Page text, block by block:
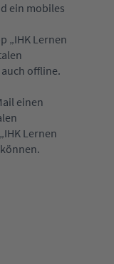
ein mobiles
„IHK Lernen
offline.
einen
Lernen